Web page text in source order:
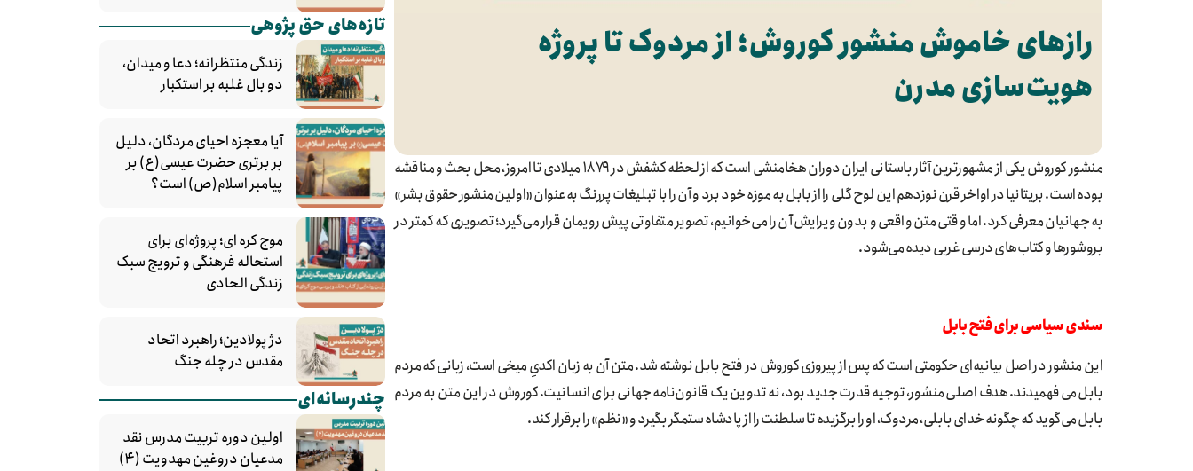
رازهای خاموش منشور کوروش؛ از مردوک تا پروژه
هویت‌سازی مدرن
منشور کوروش یکی از مشهورترین آثار باستانی ایران دوران هخامنشی است که از لحظه کشفش در ۱۸۷۹ میلادی تا امروز، محل بحث و مناقشه
بوده است. بریتانیا در اواخر قرن نوزدهم این لوح گلی را از بابل به موزه خود برد و آن را با تبلیغات پررنگ به‌عنوان «اولین منشور حقوق بشر»
به جهانیان معرفی کرد. اما وقتی متن واقعی و بدون ویرایش آن را می‌خوانیم، تصویر متفاوتی پیش رویمان قرار می‌گیرد؛ تصویری که کمتر در
بروشورها و کتاب‌های درسی غربی دیده می‌شود.
سندی سیاسی برای فتح بابل
این منشور در اصل بیانیه‌ای حکومتی است که پس از پیروزی کوروش در فتح بابل نوشته شد. متن آن به زبان اکدیِ میخی است، زبانی که مردم
بابل می‌فهمیدند. هدف اصلی منشور، توجیه قدرت جدید بود، نه تدوین یک قانون‌نامه جهانی برای انسانیت. کوروش در این متن به مردم
بابل می‌گوید که چگونه خدای بابلی، مردوک، او را برگزیده تا سلطنت را از پادشاه ستمگر بگیرد و «نظم» را برقرار کند.
تازه‌های حق پژوهی
زندگی منتظرانه؛ دعا و میدان،
دو بال غلبه بر استکبار
آیا معجزه احیای مردگان، دلیل
بر برتری حضرت عیسی(ع) بر
پیامبر اسلام(ص) است؟
موج کره‌ ای؛ پروژه‌ای برای
استحاله فرهنگی و ترویج سبک
زندگی الحادی
دژ پولادین؛ راهبرد اتحاد
مقدس در چله جنگ
چندرسانه‌ای
اولین دوره تربیت مدرس نقد
مدعیان دروغین مهدویت (۴)